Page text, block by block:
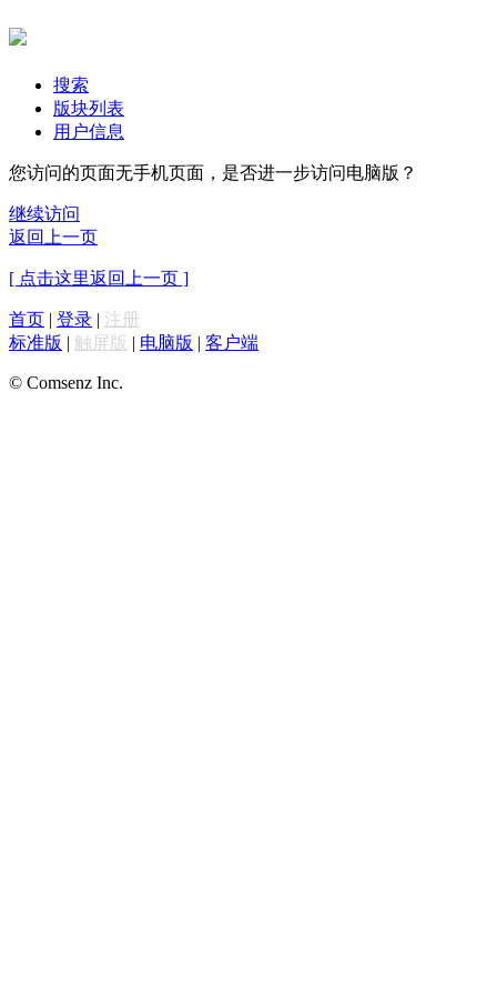
搜索
版块列表
用户信息
您访问的页面无手机页面，是否进一步访问电脑版？
继续访问
返回上一页
[ 点击这里返回上一页 ]
首页 | 登录 | 注册
标准版 | 触屏版 | 电脑版 | 客户端
© Comsenz Inc.